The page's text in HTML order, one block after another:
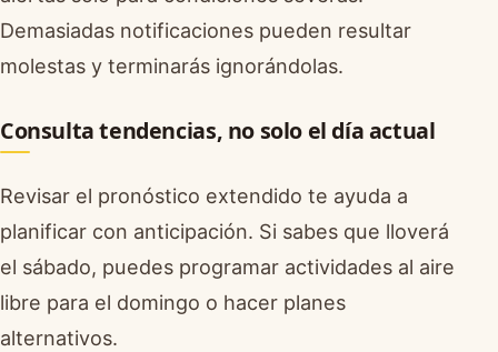
Demasiadas notificaciones pueden resultar
molestas y terminarás ignorándolas.
Consulta tendencias, no solo el día actual
Revisar el pronóstico extendido te ayuda a
planificar con anticipación. Si sabes que lloverá
el sábado, puedes programar actividades al aire
libre para el domingo o hacer planes
alternativos.